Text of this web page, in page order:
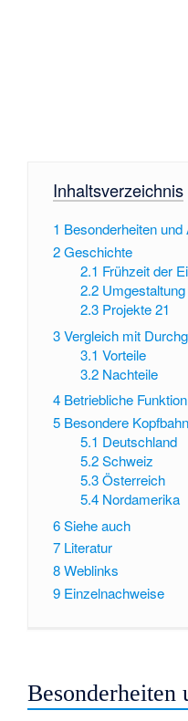
Inhaltsverzeichnis
1 Besonderheiten
2Geschichte
2.1 Frühzeit der
2.2
2.3 Projekte 21
3Vergleich mit
3.1 Vorteile
3.2 Nachteile
4 Betriebliche Funktion
5 Besondere
5.1 Deutschland
5.2 Schweiz
5.3 Österreich
5.4 Nordamerika
6Siehe auch
7 Literatur
8Weblinks
9 Einzelnachweise
Besonderheiten